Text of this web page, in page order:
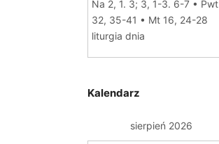
Na 2, 1. 3; 3, 1-3. 6-7 • Pwt
32, 35-41 • Mt 16, 24-28
liturgia dnia
Kalendarz
sierpień 2026